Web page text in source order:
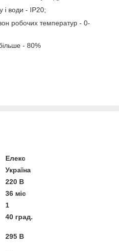
і води - IP20;
робочих температур - 0-
- 80%
Елекс
Україна
220 В
36 міс
1
40 град.
295 В